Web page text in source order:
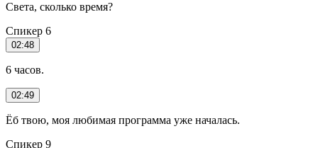
Света, сколько время?
Спикер 6
02:48
6 часов.
02:49
Ёб твою, моя любимая программа уже началась.
Спикер 9